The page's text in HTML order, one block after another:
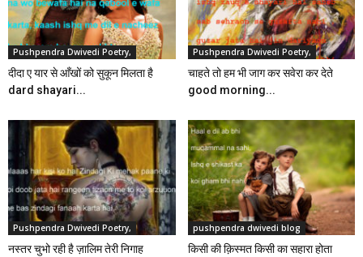
Pushpendra Dwivedi Poetry,
दीदा ए यार से आँखों को सुकून मिलता है
dard shayari...
Pushpendra Dwivedi Poetry,
चाहते तो हम भी जाग कर सवेरा कर देते
good morning...
Pushpendra Dwivedi Poetry,
नस्तर चुभो रही है ज़ालिम तेरी निगाह
pushpendra dwivedi blog
किसी की क़िस्मत किसी का सहारा होता